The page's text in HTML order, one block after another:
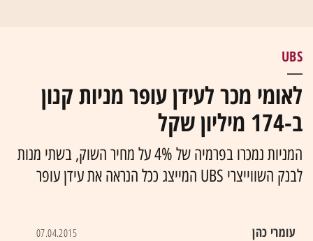
UBS
לאומי מכר לעידן עופר מניות קנון
ב-174 מיליון שקל
המניות נמכרו בפרמיה של 4% על מחיר השוק, בשתי מנות
לבנק השווייצרי UBS המייצג ככל הנראה את עידן עופר
עומרי כהן 07.04.2015